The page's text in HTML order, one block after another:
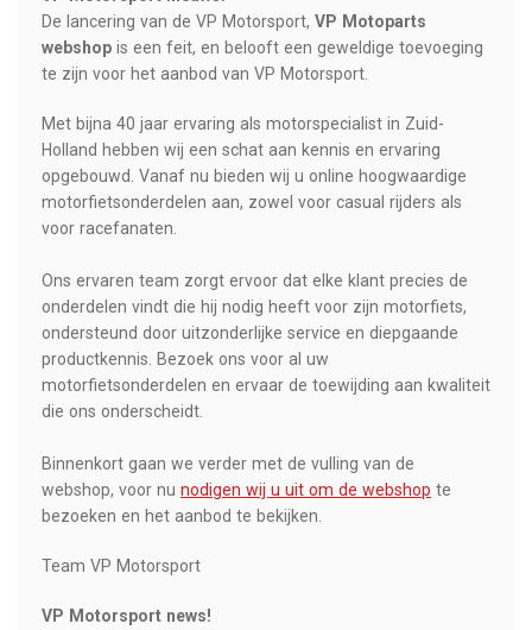
De lancering van de VP Motorsport, VP Motoparts
webshop is een feit, en belooft een geweldige toevoeging
te zijn voor het aanbod van VP Motorsport.
Met bijna 40 jaar ervaring als motorspecialist in Zuid-
Holland hebben wij een schat aan kennis en ervaring
opgebouwd. Vanaf nu bieden wij u online hoogwaardige
motorfietsonderdelen aan, zowel voor casual rijders als
voor racefanaten.
Ons ervaren team zorgt ervoor dat elke klant precies de
onderdelen vindt die hij nodig heeft voor zijn motorfiets,
ondersteund door uitzonderlijke service en diepgaande
productkennis. Bezoek ons voor al uw
motorfietsonderdelen en ervaar de toewijding aan kwaliteit
die ons onderscheidt.
Binnenkort gaan we verder met de vulling van de
webshop, voor nu nodigen wij u uit om de webshop te
bezoeken en het aanbod te bekijken.
Team VP Motorsport
VP Motorsport news!